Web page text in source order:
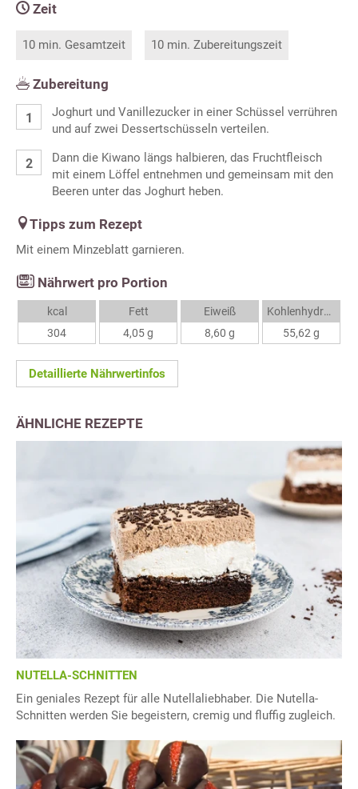
Zeit
10 min. Gesamtzeit 10 min. Zubereitungszeit
Zubereitung
Joghurt und Vanillezucker in einer Schüssel verrühren
und auf zwei Dessertschüsseln verteilen.
Dann die Kiwano längs halbieren, das Fruchtfleisch
mit einem Löffel entnehmen und gemeinsam mit den
Beeren unter das Joghurt heben.
Tipps zum Rezept
Mit einem Minzeblatt garnieren.
Nährwert pro Portion
kcal
304
Fett
4,05 g
Eiweiß
8,60 g
Kohlenhydrate
55,62 g
Detaillierte Nährwertinfos
ÄHNLICHE REZEPTE
NUTELLA-SCHNITTEN
Ein geniales Rezept für alle Nutellaliebhaber. Die Nutella-
Schnitten werden Sie begeistern, cremig und fluffig zugleich.